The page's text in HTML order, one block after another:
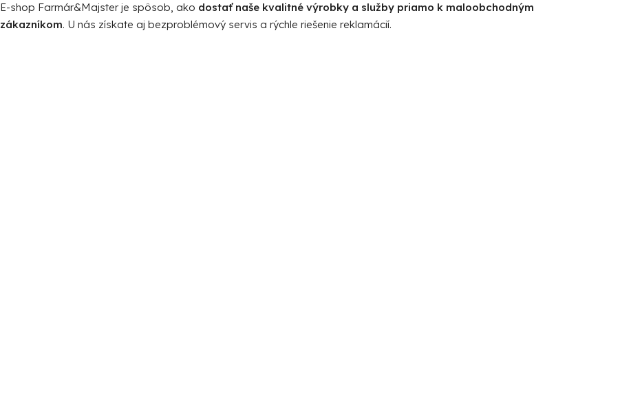
d
a
E-shop Farmár&Majster je spôsob, ako dostať naše kvalitné výrobky a služby priamo k maloobchodným
zákazníkom. U nás získate aj bezproblémový servis a rýchle riešenie reklamácií.